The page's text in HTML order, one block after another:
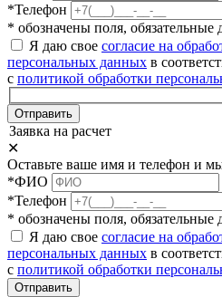
*Телефон
* обозначены поля, обязательные
Я даю свое согласие на
персональных данных в
с политикой обработки
Отправить
Заявка на расчет
✕
Оставьте ваше имя и телефон и
*ФИО
*Телефон
* обозначены поля, обязательные
Я даю свое согласие на
персональных данных в
с политикой обработки
Отправить